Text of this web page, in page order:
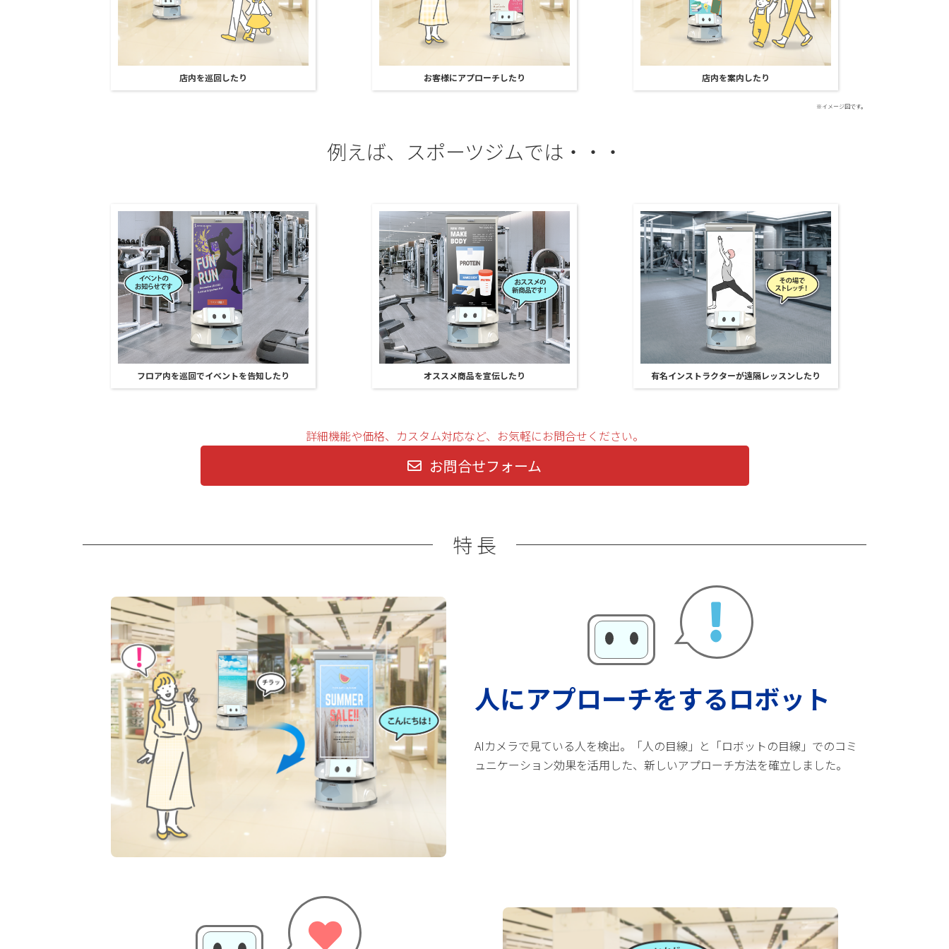
店内を巡回したり お客様にアプローチしたり 店内を案内したり
※イメージ図です。
例えば、スポーツジムでは・・・
フロア内を巡回でイベントを告知したり オススメ商品を宣伝したり 有名インストラクターが遠隔レッスンしたり
詳細機能や価格、カスタム対応など、お気軽にお問合せください。
お問合せフォーム
特 長
人にアプローチをするロボット
AIカメラで見ている人を検出。「人の目線」と「ロボットの目線」でのコミ
ュニケーション効果を活用した、新しいアプローチ方法を確立しました。